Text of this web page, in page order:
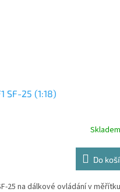
SF-25 (1:18)
Do
25 na dálkové ovládání v měřítku